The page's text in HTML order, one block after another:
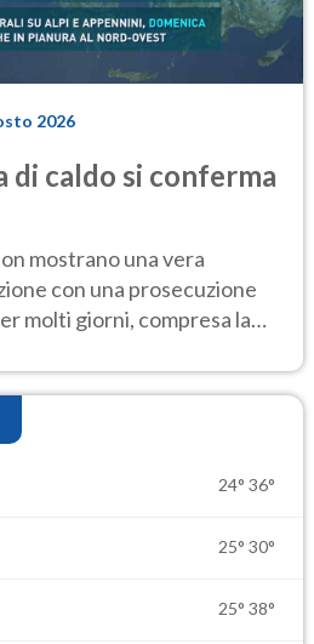
2026
di caldo si conferma
mostrano una vera
con una prosecuzione
molti giorni, compresa la
24° 36°
25° 30°
25° 38°